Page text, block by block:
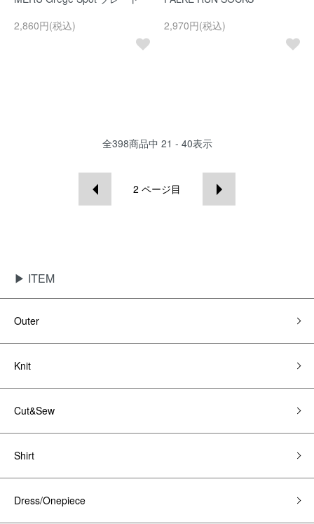
2,860円(税込)
2,970円(税込)
全398商品中 21 - 40表示
2 ページ目
▶ ITEM
Outer
Knit
Cut&Sew
Shirt
Dress/Onepiece